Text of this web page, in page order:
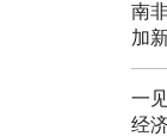
南
加
一
经